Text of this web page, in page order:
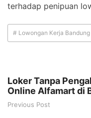
terhadap penipuan
# Lowongan Kerja Bandung
Loker Tanpa
Online Alfamart di
Previous Post